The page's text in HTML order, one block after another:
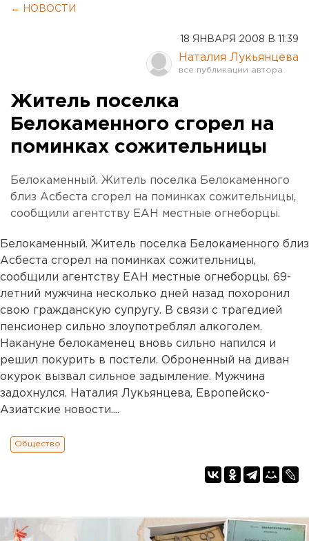
← НОВОСТИ
18 ЯНВАРЯ 2008 В 11:39
Наталия Лукьянцева
Житель поселка
Белокаменного сгорел на
поминках сожительницы
Белокаменный. Житель поселка Белокаменного
близ Асбеста сгорел на поминках сожительницы,
сообщили агентству ЕАН местные огнеборцы.
Белокаменный. Житель поселка Белокаменного близ
Асбеста сгорел на поминках сожительницы,
сообщили агентству ЕАН местные огнеборцы. 69-
летний мужчина несколько дней назад похоронил
свою гражданскую супругу. В связи с трагедией
пенсионер сильно злоупотреблял алкоголем.
Накануне белокаменец вновь сильно напился и
решил покурить в постели. Оброненный на диван
окурок вызвал сильное задымление. Мужчина
задохнулся. Наталия Лукьянцева, Европейско-
Азиатские новости....
Общество